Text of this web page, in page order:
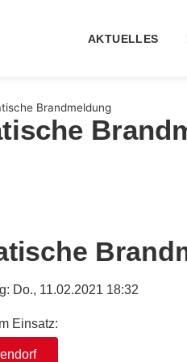
AKTUELLES
Brandmeldung
Do., 11.02.2021 18:32
Einsatz: